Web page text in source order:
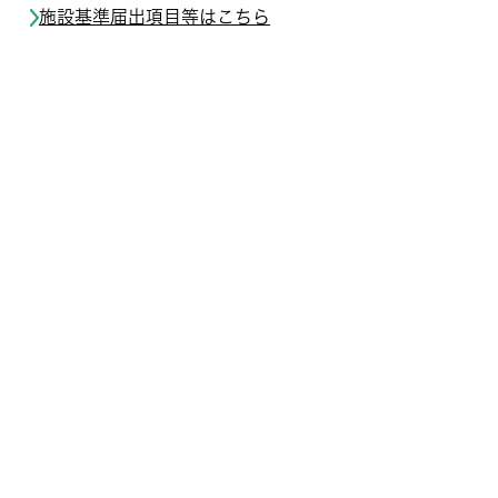
施設基準届出項目等はこちら